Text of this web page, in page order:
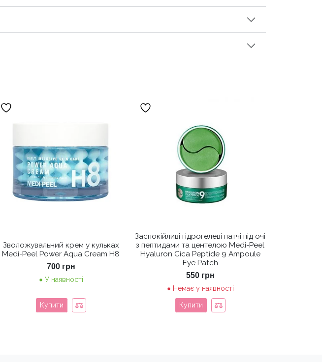
Зволожувальний крем у кульках
Medi-Peel Power Aqua Cream H8
700 грн
У наявності
Купити
Заспокійливі гідрогелеві патчі під очі
з пептидами та центелою Medi-Peel
Hyaluron Cica Peptide 9 Ampoule
Eye Patch
550 грн
Немає у наявності
Купити